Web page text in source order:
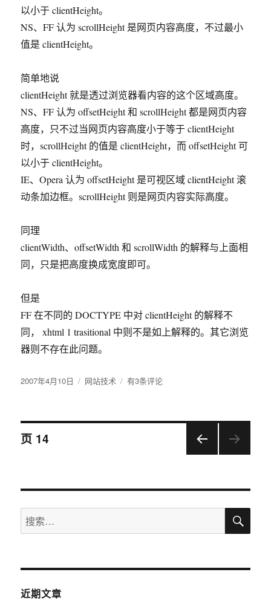
以小于 clientHeight。
NS、FF 认为 scrollHeight 是网页内容高度，不过最小
值是 clientHeight。
简单地说
clientHeight 就是透过浏览器看内容的这个区域高度。
NS、FF 认为 offsetHeight 和 scrollHeight 都是网页内容
高度，只不过当网页内容高度小于等于 clientHeight
时，scrollHeight 的值是 clientHeight，而 offsetHeight 可
以小于 clientHeight。
IE、Opera 认为 offsetHeight 是可视区域 clientHeight 滚
动条加边框。scrollHeight 则是网页内容实际高度。
同理
clientWidth、offsetWidth 和 scrollWidth 的解释与上面相
同，只是把高度换成宽度即可。
但是
FF 在不同的 DOCTYPE 中对 clientHeight 的解释不
同， xhtml 1 trasitional 中则不是如上解释的。其它浏览
器则不存在此问题。
发
2007年4月10日
分
网站技术
四
览
scrollHeight
的
释
有3条评论
文
导
航
页 14
搜
索：
搜
近期文章